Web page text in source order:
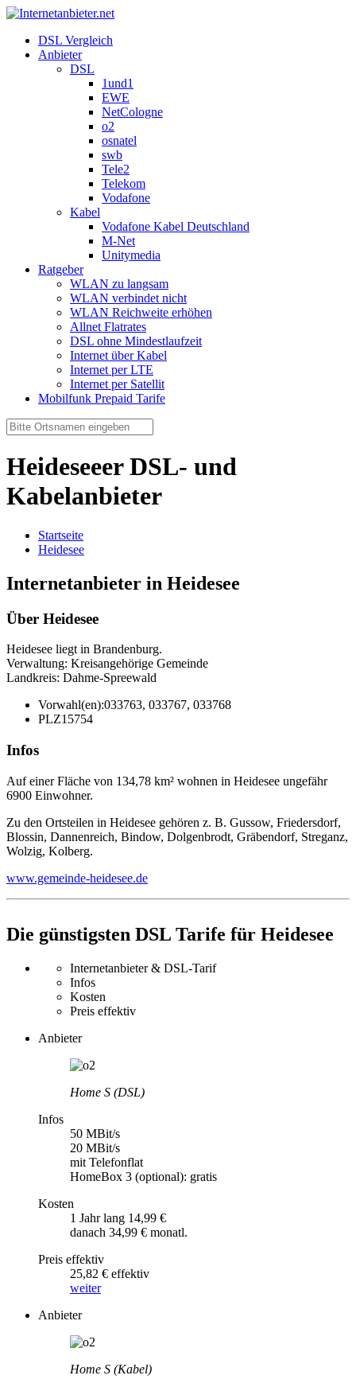
DSL Vergleich
Anbieter
DSL
1und1
EWE
NetCologne
o2
osnatel
swb
Tele2
Telekom
Vodafone
Kabel
Vodafone Kabel Deutschland
M-Net
Unitymedia
Ratgeber
WLAN zu langsam
WLAN verbindet nicht
WLAN Reichweite erhöhen
Allnet Flatrates
DSL ohne Mindestlaufzeit
Internet über Kabel
Internet per LTE
Internet per Satellit
Mobilfunk Prepaid Tarife
Heideseeer DSL- und
Kabelanbieter
Startseite
Heidesee
Internetanbieter in Heidesee
Über Heidesee
Heidesee liegt in Brandenburg.
Verwaltung: Kreisangehörige Gemeinde
Landkreis: Dahme-Spreewald
Vorwahl(en):033763, 033767, 033768
PLZ15754
Infos
Auf einer Fläche von 134,78 km² wohnen in Heidesee ungefähr
6900 Einwohner.
Zu den Ortsteilen in Heidesee gehören z. B. Gussow, Friedersdorf,
Blossin, Dannenreich, Bindow, Dolgenbrodt, Gräbendorf, Streganz,
Wolzig, Kolberg.
www.gemeinde-heidesee.de
Die günstigsten DSL Tarife für Heidesee
Internetanbieter & DSL-Tarif
Infos
Kosten
Preis effektiv
Anbieter
Home S (DSL)
Infos
50 MBit/s
20 MBit/s
mit Telefonflat
HomeBox 3 (optional): gratis
Kosten
1 Jahr lang 14,99 €
danach 34,99 € monatl.
Preis effektiv
25,82 € effektiv
weiter
Anbieter
Home S (Kabel)